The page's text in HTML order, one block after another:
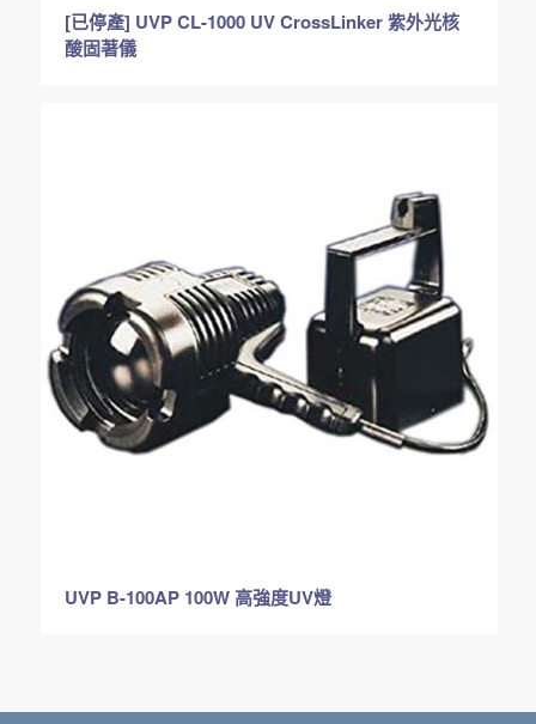
[已停產] UVP CL-1000 UV CrossLinker 紫外光核
酸固著儀
UVP B-100AP 100W 高強度UV燈